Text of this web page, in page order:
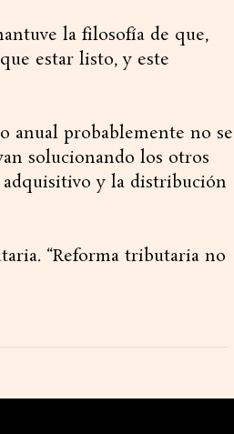
la filosofía de que,
estar listo, y este
anual probablemente no se
solucionando los otros
adquisitivo y la distribución
“Reforma tributaria no